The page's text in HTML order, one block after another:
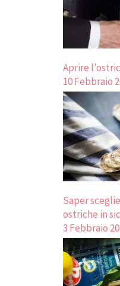
Aprire
10 Febbraio
Saper
ostriche in
3 Febbraio